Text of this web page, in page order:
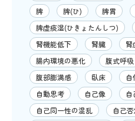
脾
脾(ひ) 脾胃
脾虚痰湿(ひきょたんしつ)
腎機能低下
腎臓 腎
腸内環境の悪化
腹式呼吸
腹部膨満感
臥床 自
自動思考
自己像
自
自己同一性の混乱
自己